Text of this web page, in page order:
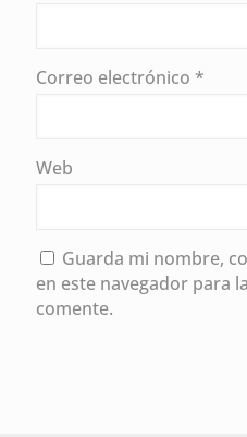
Correo electrónico *
Web
Guarda mi nombre,
en este navegador para
comente.